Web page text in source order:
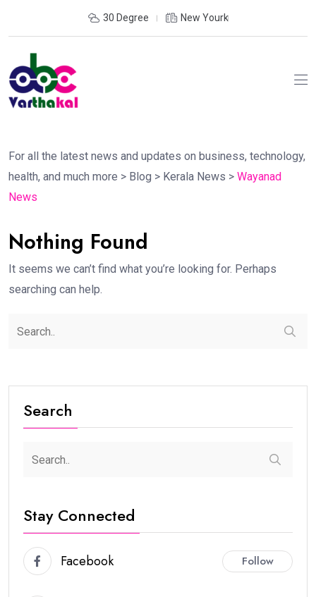
30 Degree New Yourk
For all the latest news and updates on business, technology,
health, and much more > Blog > Kerala News > Wayanad
News
Nothing Found
It seems we can’t find what you’re looking for. Perhaps
searching can help.
Search
Stay Connected
Facebook Follow